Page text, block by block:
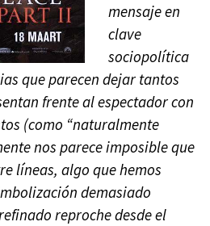
mensaje en
clave
sociopolítica
que parecen dejar tantos
frente al espectador con
(como “naturalmente
nos parece imposible que
líneas, algo que hemos
demasiado
reproche desde el